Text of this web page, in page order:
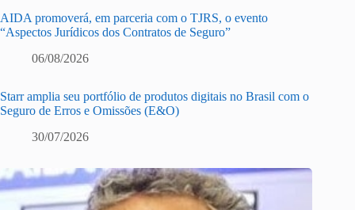
AIDA promoverá, em parceria com o TJRS, o evento
“Aspectos Jurídicos dos Contratos de Seguro”
06/08/2026
Starr amplia seu portfólio de produtos digitais no Brasil com o
Seguro de Erros e Omissões (E&O)
30/07/2026